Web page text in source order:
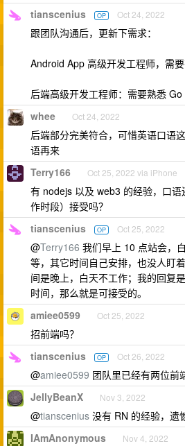
tianscenius OP Oct 24, 2022
跟团队沟通后，更新下需求：
Android App 高级开发工程师，需
后端高级开发工程师：需要熟悉
whee Oct 24, 2022
后端部分完美符合，可惜英语口语
语再来
Terry166 Oct 25, 2022 via iPhone
有 nodejs 以及 web3 的经验，口
作时段）接受吗？
tianscenius OP Oct 25, 2022
@Terry166 我们早上 10 点站会，
等，其它时间自己安排，也没人盯
间是晚上，白天不工作；我的回复
时间，那么就是可接受的。
amiee0599 Oct 25, 2022
招前端吗？
tianscenius OP Oct 26, 2022
@amiee0599 团队里已经有两位前
JellyBeanX Nov 3, 2022
@tianscenius 没有 RN 的经验，遗
IAmAnonymous Nov 4, 2022